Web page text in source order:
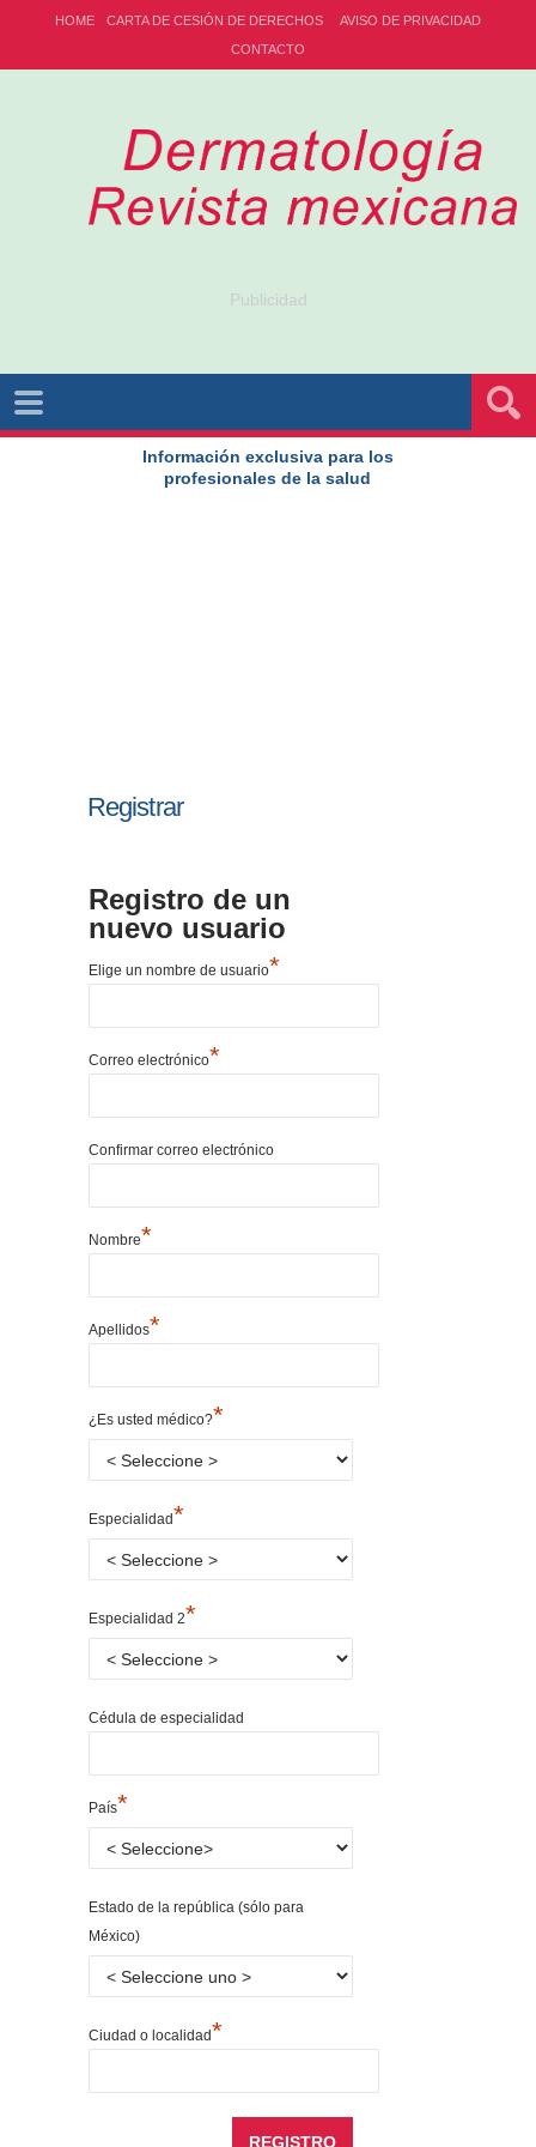
HOME CARTA DE CESIÓN DE DERECHOS
AVISO DE PRIVACIDAD
CONTACTO
Publicidad
Información exclusiva para los
profesionales de la salud
Registrar
Registro de un
nuevo usuario
Elige un nombre de usuario*
Correo electrónico*
Confirmar correo electrónico
Nombre*
Apellidos*
¿Es usted médico?*
Especialidad*
Especialidad 2*
Cédula de especialidad
País*
Estado de la república (sólo para
México)
Ciudad o localidad*